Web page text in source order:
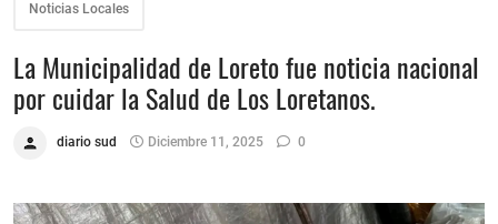
Noticias Locales
La Municipalidad de Loreto fue noticia nacional
por cuidar la Salud de Los Loretanos.
diario sud Diciembre 11, 2025 0